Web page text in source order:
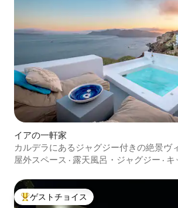
イアの一軒家
カルデラにあるジャグジー付きの絶景ヴ
屋外スペース · 露天風呂・ジャグジー · キ
大好評のゲストチョイスです。
ゲストチョイス